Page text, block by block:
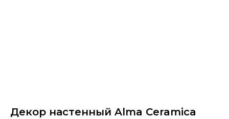
Декор настенный Alma Ceramica